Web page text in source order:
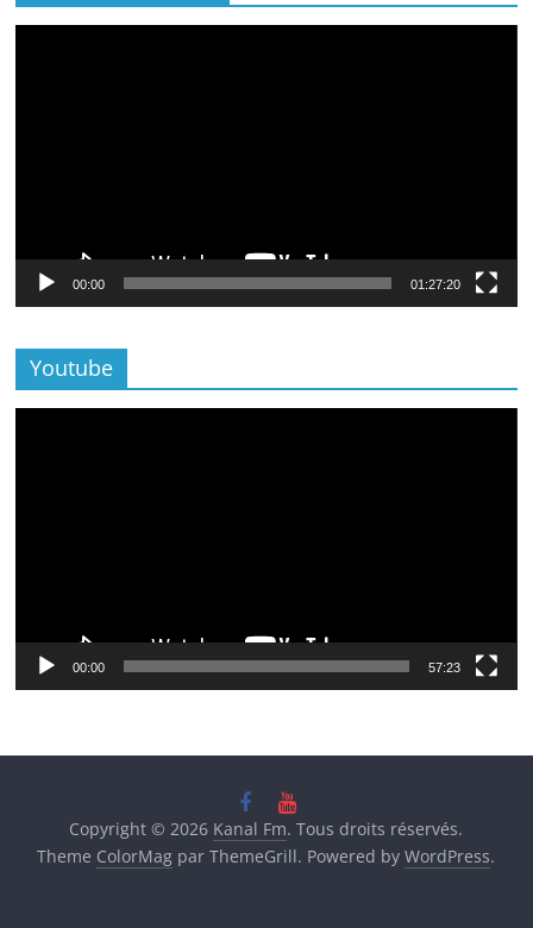
00:00 01:27:20
Youtube
00:00 57:23
Copyright © 2026 Kanal Fm. Tous droits réservés.
Theme ColorMag par ThemeGrill. Powered byWordPress.